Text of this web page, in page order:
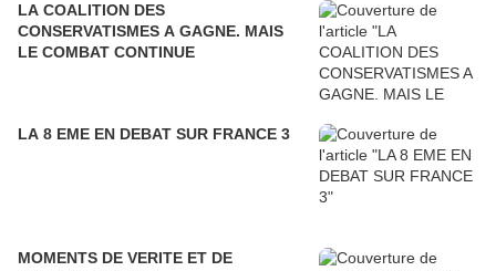
LA COALITION DES
CONSERVATISMES A GAGNE. MAIS
LE COMBAT CONTINUE
LA 8 EME EN DEBAT SUR FRANCE 3
MOMENTS DE VERITE ET DE